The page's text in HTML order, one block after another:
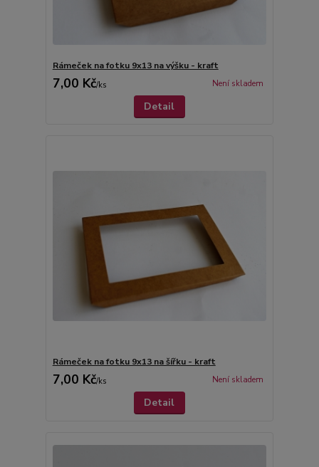
Rámeček na fotku 9x13 na výšku - kraft
7,00 Kč/ks Není skladem
Detail
Rámeček na fotku 9x13 na šířku - kraft
7,00 Kč/ks Není skladem
Detail